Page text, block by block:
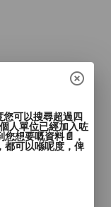
力及感覺統
可以搜尋超過四
人單位已經加入咗
想要嘅資料📄，
都可以喺呢度，俾